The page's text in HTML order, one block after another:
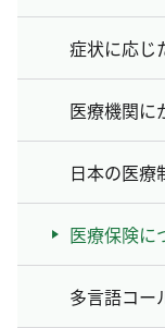
症状に応じ
医療機関に
日本の医療
医療保険に
多言語コー